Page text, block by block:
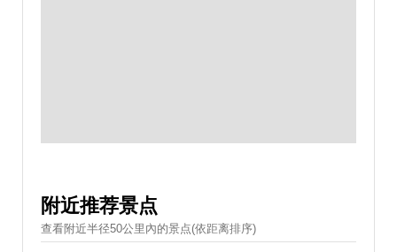
附近推荐景点
查看附近半径50公里內的景点(依距离排序)